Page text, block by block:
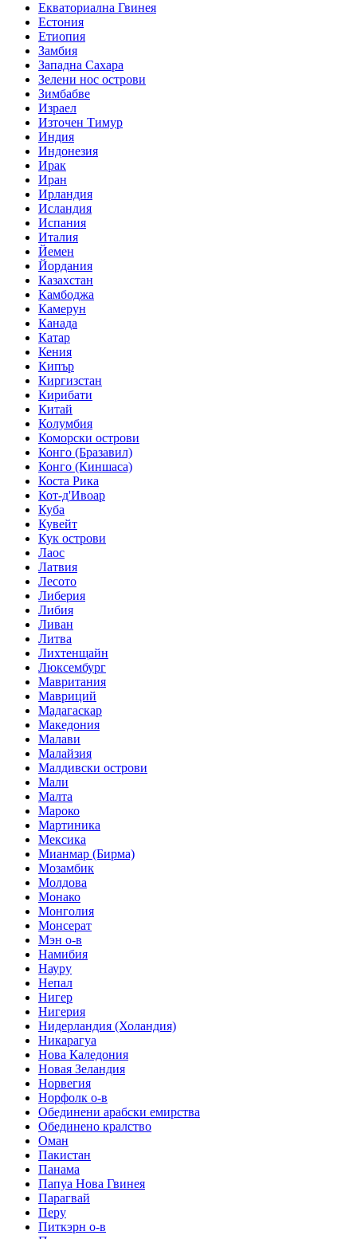
Екваториална Гвинея
Естония
Етиопия
Замбия
Западна Сахара
Зелени нос острови
Зимбабве
Израел
Източен Тимур
Индия
Индонезия
Ирак
Иран
Ирландия
Исландия
Испания
Италия
Йемен
Йордания
Казахстан
Камбоджа
Камерун
Канада
Катар
Кения
Кипър
Киргизстан
Кирибати
Китай
Колумбия
Коморски острови
Конго (Бразавил)
Конго (Киншаса)
Коста Рика
Кот-д'Ивоар
Куба
Кувейт
Кук острови
Лаос
Латвия
Лесото
Либерия
Либия
Ливан
Литва
Лихтенщайн
Люксембург
Мавритания
Мавриций
Мадагаскар
Македония
Малави
Малайзия
Малдивски острови
Мали
Малта
Мароко
Мартиника
Мексика
Мианмар (Бирма)
Мозамбик
Молдова
Монако
Монголия
Монсерат
Мэн о-в
Намибия
Науру
Непал
Нигер
Нигерия
Нидерландия (Холандия)
Никарагуа
Нова Каледония
Новая Зеландия
Норвегия
Норфолк о-в
Обединени арабски емирства
Обединено кралство
Оман
Пакистан
Панама
Папуа Нова Гвинея
Парагвай
Перу
Питкэрн о-в